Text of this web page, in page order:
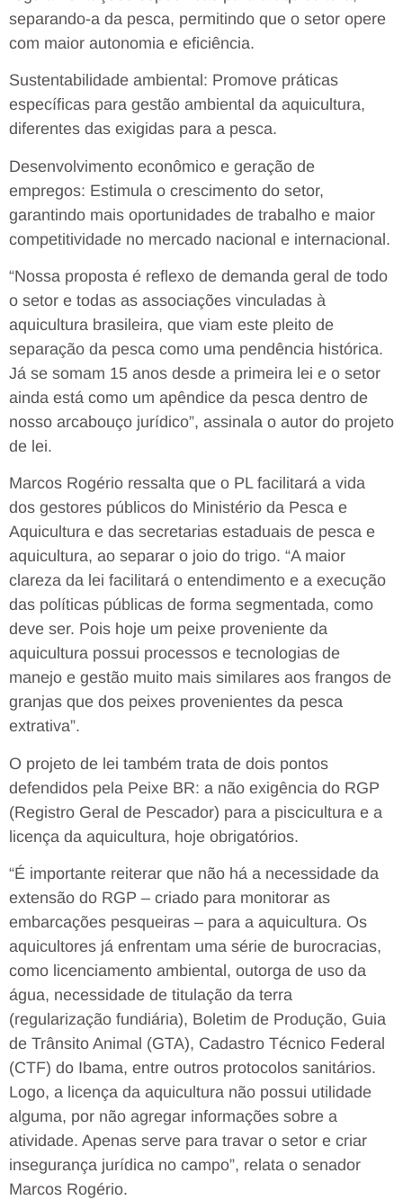
separando-a da pesca, permitindo que o setor opere
com maior autonomia e eficiência.
Sustentabilidade ambiental: Promove práticas
específicas para gestão ambiental da aquicultura,
diferentes das exigidas para a pesca.
Desenvolvimento econômico e geração de
empregos: Estimula o crescimento do setor,
garantindo mais oportunidades de trabalho e maior
competitividade no mercado nacional e internacional.
“Nossa proposta é reflexo de demanda geral de todo
o setor e todas as associações vinculadas à
aquicultura brasileira, que viam este pleito de
separação da pesca como uma pendência histórica.
Já se somam 15 anos desde a primeira lei e o setor
ainda está como um apêndice da pesca dentro de
nosso arcabouço jurídico”, assinala o autor do projeto
de lei.
Marcos Rogério ressalta que o PL facilitará a vida
dos gestores públicos do Ministério da Pesca e
Aquicultura e das secretarias estaduais de pesca e
aquicultura, ao separar o joio do trigo. “A maior
clareza da lei facilitará o entendimento e a execução
das políticas públicas de forma segmentada, como
deve ser. Pois hoje um peixe proveniente da
aquicultura possui processos e tecnologias de
manejo e gestão muito mais similares aos frangos de
granjas que dos peixes provenientes da pesca
extrativa”.
O projeto de lei também trata de dois pontos
defendidos pela Peixe BR: a não exigência do RGP
(Registro Geral de Pescador) para a piscicultura e a
licença da aquicultura, hoje obrigatórios.
“É importante reiterar que não há a necessidade da
extensão do RGP – criado para monitorar as
embarcações pesqueiras – para a aquicultura. Os
aquicultores já enfrentam uma série de burocracias,
como licenciamento ambiental, outorga de uso da
água, necessidade de titulação da terra
(regularização fundiária), Boletim de Produção, Guia
de Trânsito Animal (GTA), Cadastro Técnico Federal
(CTF) do Ibama, entre outros protocolos sanitários.
Logo, a licença da aquicultura não possui utilidade
alguma, por não agregar informações sobre a
atividade. Apenas serve para travar o setor e criar
insegurança jurídica no campo”, relata o senador
Marcos Rogério.